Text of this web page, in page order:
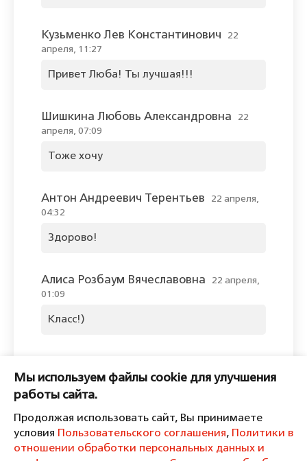
Кузьменко Лев Константинович
22
апреля, 11:27
Привет Люба! Ты лучшая!!!
Шишкина Любовь Александровна
22
апреля, 07:09
Тоже хочу
Антон Андреевич Терентьев
22 апреля,
04:32
Здорово!
Алиса Розбаум Вячеславовна
22 апреля,
01:09
Класс!)
Пожалуйста, войдите, чтобы
комментировать.
Мы используем файлы cookie для улучшения
работы сайта.
Продолжая использовать сайт, Вы принимаете
условия Пользовательского соглашения, Политики в
отношении обработки персональных данных и